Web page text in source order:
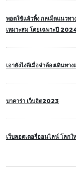
พอตใช้แล้วทิ้ง กลเม็ดแนวท
เหมาะสม โดยเฉพาะปี
เอายังไงดีเมื่อจำต้องเดินทา
บาคาร่า เว็บฮิต2023
เว็บลอตเตอรี่ออนไลน์ โลก